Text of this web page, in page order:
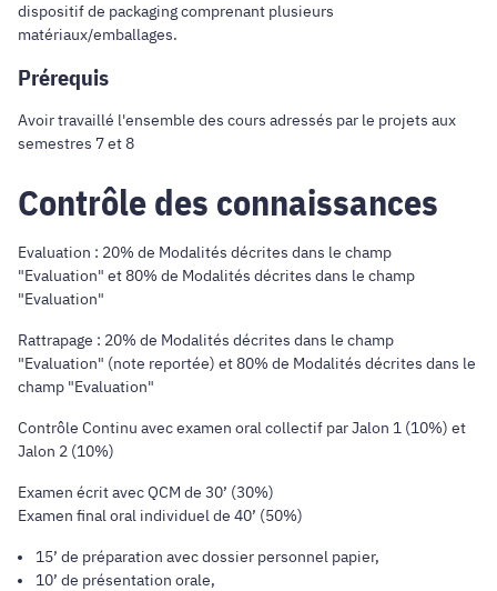
dispositif de packaging comprenant plusieurs
matériaux/emballages.
Prérequis
Avoir travaillé l'ensemble des cours adressés par le projets aux
semestres 7 et 8
Contrôle des connaissances
Evaluation : 20% de Modalités décrites dans le champ
"Evaluation" et 80% de Modalités décrites dans le champ
"Evaluation"
Rattrapage : 20% de Modalités décrites dans le champ
"Evaluation" (note reportée) et 80% de Modalités décrites dans le
champ "Evaluation"
Contrôle Continu avec examen oral collectif par Jalon 1 (10%) et
Jalon 2 (10%)
Examen écrit avec QCM de 30’ (30%)
Examen final oral individuel de 40’ (50%)
15’ de préparation avec dossier personnel papier,
10’ de présentation orale,